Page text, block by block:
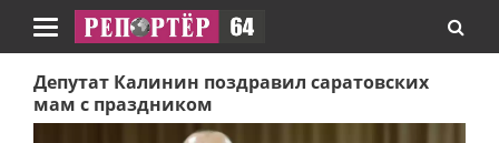
Навигация
Депутат Калинин поздравил саратовских
мам с праздником